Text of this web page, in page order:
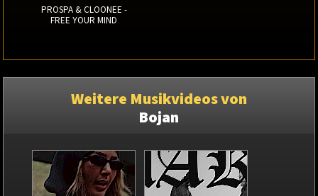
PROSPA & CLOONEE -
FREE YOUR MIND
Weitere Musikvideos von
Bojan